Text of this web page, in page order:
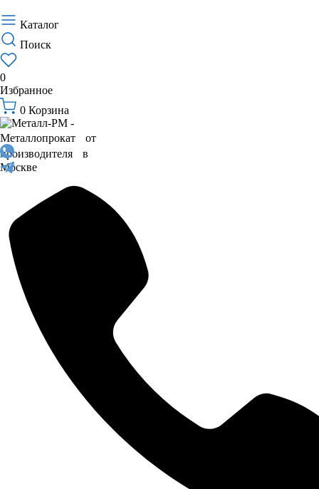
Каталог
Поиск
0
Избранное
0 Корзина